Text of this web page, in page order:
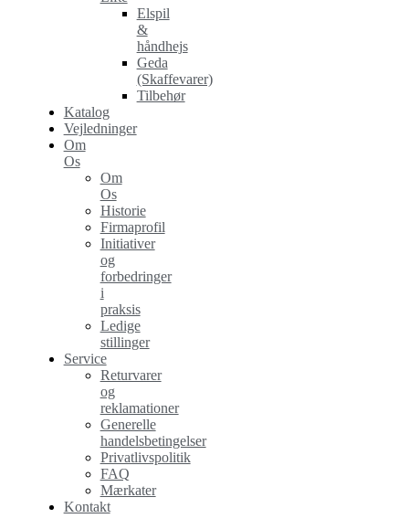
Elspil
&
håndhejs
Geda
(Skaffevarer)
Tilbehør
Katalog
Vejledninger
Om
Os
Om
Os
Historie
Firmaprofil
Initiativer
og
forbedringer
i
praksis
Ledige
stillinger
Service
Returvarer
og
reklamationer
Generelle
handelsbetingelser
Privatlivspolitik
FAQ
Mærkater
Kontakt